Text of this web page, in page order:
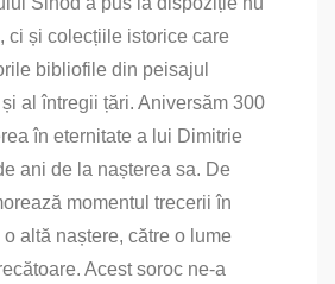
ci și colecțiile istorice care
bibliofile din peisajul
al întregii țări. Aniversăm 300
în eternitate a lui Dimitrie
ani de la nașterea sa. De
momentul trecerii în
altă naștere, către o lume
Acest soroc ne‑a